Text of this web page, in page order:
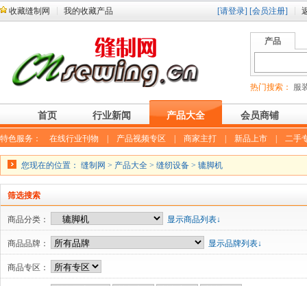
收藏缝制网 我的收藏产品 [请登录] [会员注册]
产品
热门搜索： 服
首页 行业新闻 产品大全 会员商铺
特色服务： 在线行业刊物 产品视频专区 商家主打 新品上市 二手
您现在的位置： 缝制网 > 产品大全 > 缝纫设备 > 辘脚机
筛选搜索
商品分类： 显示商品列表↓
商品品牌： 显示品牌列表↓
商品专区：